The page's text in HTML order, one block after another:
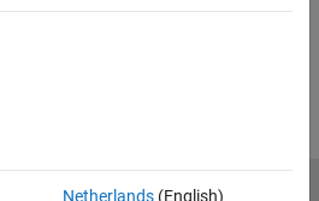
Netherlands(English)